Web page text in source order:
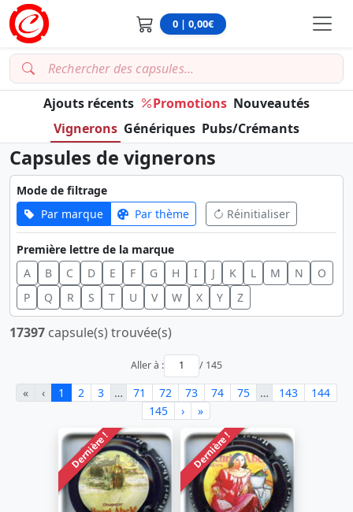
0 | 0,00€
Ajouts récents Promotions Nouveautés
Vignerons Génériques Pubs/Crémants
Capsules de vignerons
Mode de filtrage
Par marque
Par thème Réinitialiser
Première lettre de la marque
A
B C D E F G H I J K L M N
O
P
Q R S T U V W X Y Z
17397 capsule(s) trouvée(s)
Aller à : / 145
« ‹ 1 2 3 … 71 72 73 74 75 … 143
144
145
› »
Dernière ! Dernière !